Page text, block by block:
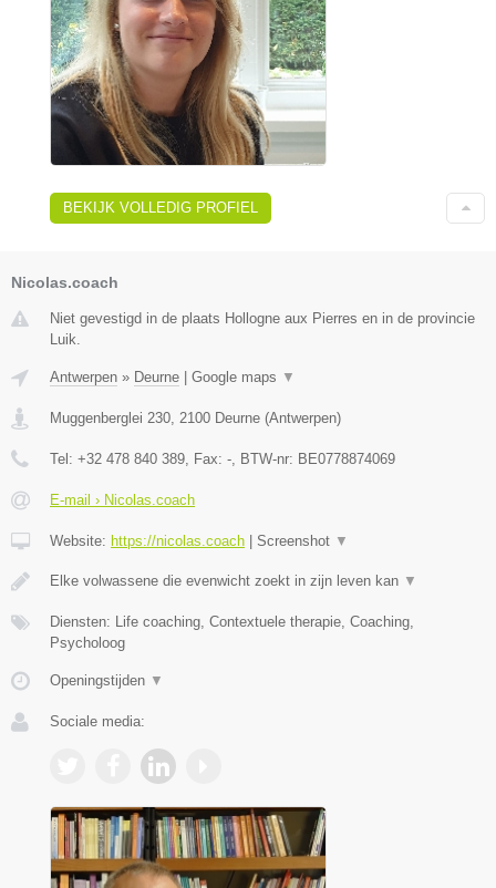
BEKIJK VOLLEDIG PROFIEL
Nicolas.coach
Niet gevestigd in de plaats Hollogne aux Pierres en in de provincie
Luik.
Antwerpen » Deurne Google maps ▼
Muggenberglei 230, 2100 Deurne (Antwerpen)
Tel: +32 478 840 389, Fax: -, BTW-nr: BE0778874069
E-mail › Nicolas.coach
Website: https://nicolas.coach Screenshot ▼
Elke volwassene die evenwicht zoekt in zijn leven kan ▼
Diensten: Life coaching, Contextuele therapie, Coaching,
Psycholoog
Openingstijden ▼
Sociale media: